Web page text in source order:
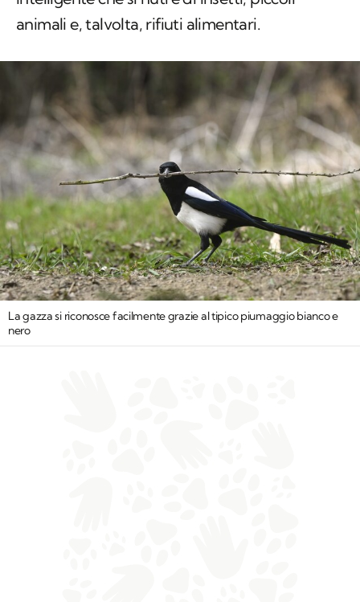
animali e, talvolta, rifiuti alimentari.
La gazza si riconosce facilmente grazie al tipico piumaggio bianco e
nero